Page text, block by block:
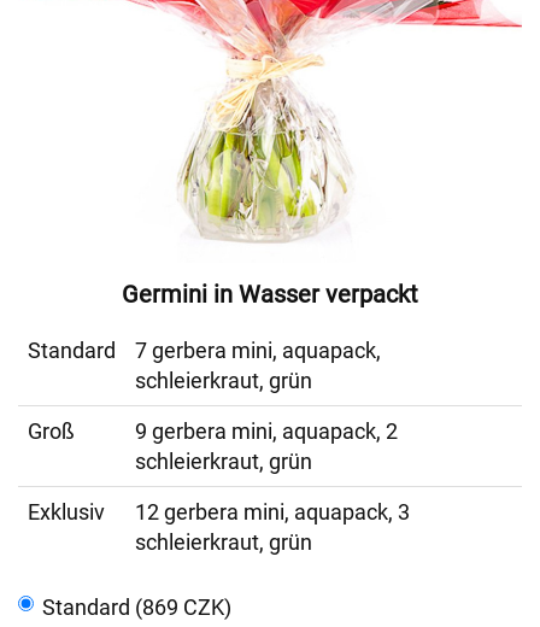
Germini in Wasser verpackt
Standard
7 gerbera mini, aquapack,
schleierkraut, grün
Groß
9 gerbera mini, aquapack, 2
schleierkraut, grün
Exklusiv
12 gerbera mini, aquapack, 3
schleierkraut, grün
Standard (869 CZK)